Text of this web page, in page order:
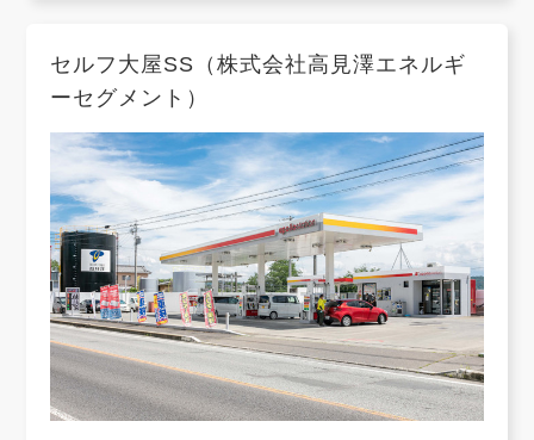
セルフ大屋SS（株式会社高見澤エネルギ
ーセグメント）